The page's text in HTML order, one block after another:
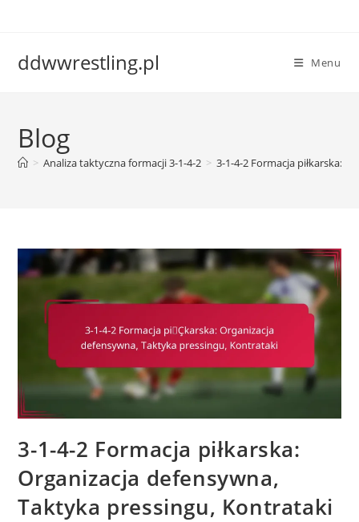
ddwwrestling.pl Menu
Blog
> Analiza taktyczna formacji 3-1-4-2 > 3-1-4-2 Formacja piłkarska:
3-1-4-2 Formacja piłkarska:
Organizacja defensywna,
Taktyka pressingu, Kontrataki